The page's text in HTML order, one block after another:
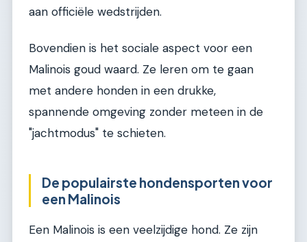
aan officiële wedstrijden.
Bovendien is het sociale aspect voor een
Malinois goud waard. Ze leren om te gaan
met andere honden in een drukke,
spannende omgeving zonder meteen in de
"jachtmodus" te schieten.
De populairste hondensporten voor
een Malinois
Een Malinois is een veelzijdige hond. Ze zijn